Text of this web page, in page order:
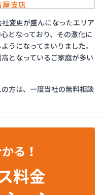
支店
南営業所
安城営業所
西三河支店
蒲郡営業所
吉良営業所
新城営業所
西尾営業所
尾張支店 春日井営
豊川営業所
変更が盛んになったエリア
となっており、その激化に
うになってまいりました。
となっているご家庭が多い
方は、一度当社の無料相談